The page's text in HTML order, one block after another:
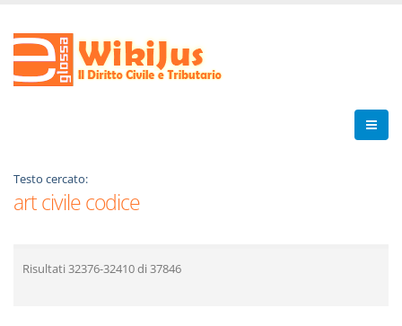
Testo cercato:
art civile codice
Risultati 32376-32410di 37846